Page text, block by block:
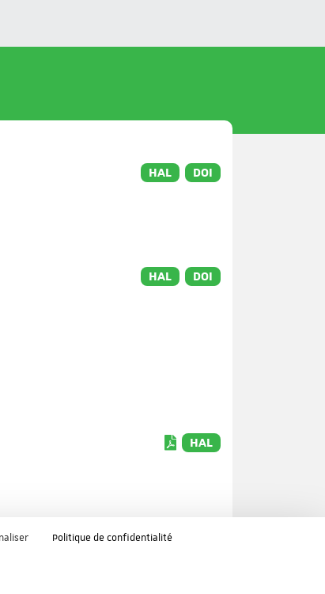
HAL DOI
HAL DOI
HAL
Politique de confidentialité